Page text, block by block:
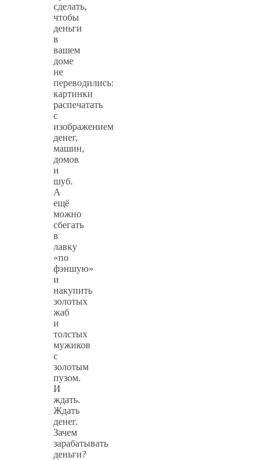
сделать,
чтобы
деньги
в
вашем
доме
не
переводились:
картинки
распечатать
с
изображением
денег,
машин,
домов
и
шуб.
А
ещё
можно
сбегать
в
лавку
«по
фэншую»
и
накупить
золотых
жаб
и
толстых
мужиков
с
золотым
пузом.
И
ждать.
Ждать
денег.
Зачем
зарабатывать
деньги?